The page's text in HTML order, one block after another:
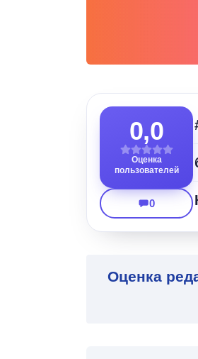
0,0
Оценка
пользователей
0
Оценка